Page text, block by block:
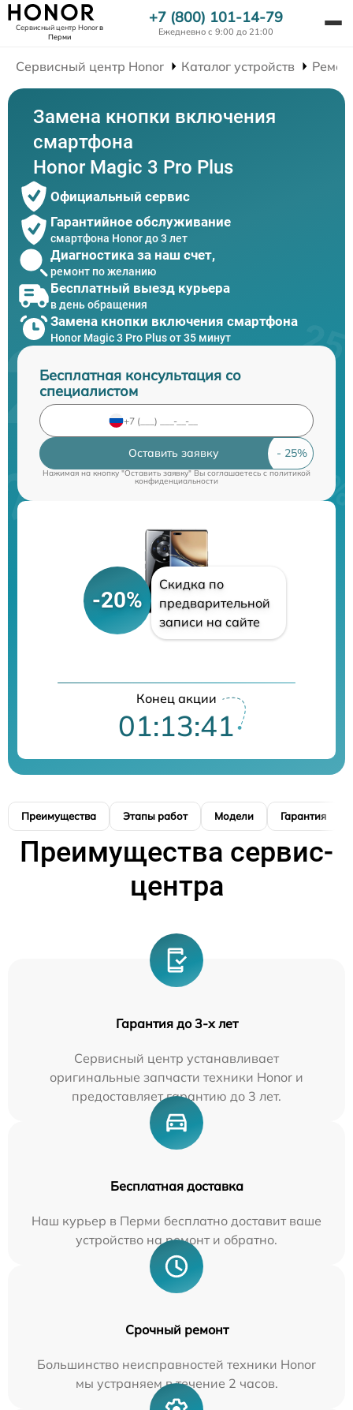
Сервисный центр Honorв
Перми
+7 (800) 101-14-79
Ежедневно с 9:00 до 21:00
Сервисный центр Honor Каталог устройств
Замена кнопки включения
смартфона
Honor Magic 3 Pro Plus
Официальный сервис
Гарантийное обслуживание
смартфона Honor до 3 лет
Диагностика за наш счет,
ремонт по желанию
Бесплатный выезд курьера
в день обращения
Замена кнопки включения смартфона
Honor Magic 3 Pro Plus от 35 минут
Бесплатная консультация со
специалистом
Оставить заявку
Нажимая на кнопку "Оставить заявку" Вы соглашаетесь cполитикой
конфиденциальности
-20%
Скидка по
предварительной
записи на сайте
Конец акции
01:13:40
Преимущества Этапы работ Модели Гарантия
Преимущества сервис-
центра
Гарантия до 3-х лет
Сервисный центр устанавливает
оригинальные запчасти техники Honor и
предоставляет гарантию до 3 лет.
Бесплатная доставка
Наш курьер в Перми бесплатно доставит ваше
устройство на ремонт и обратно.
Срочный ремонт
Большинство неисправностей техники Honor
мы устраняем в течение 2 часов.